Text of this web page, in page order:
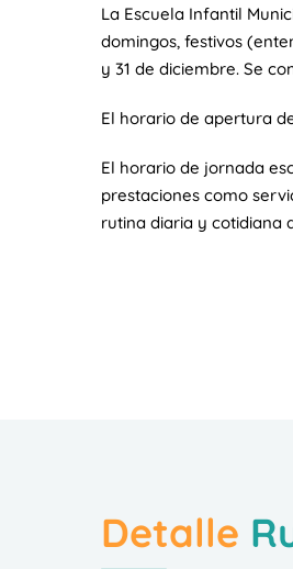
La Escuela Infantil
domingos, festivos
y 31 de diciembre. Se
El horario de apertura
El horario de jornada
prestaciones como
rutina diaria y cotidiana
Detalle